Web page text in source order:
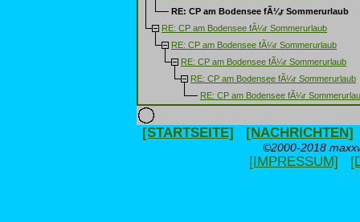
RE: CP am Bodensee fÃ¼r Sommerurlaub
RE: CP am Bodensee fÃ¼r Sommerurlaub
RE: CP am Bodensee fÃ¼r Sommerurlaub
RE: CP am Bodensee fÃ¼r Sommerurlaub
RE: CP am Bodensee fÃ¼r Sommerurlaub
RE: CP am Bodensee fÃ¼r
[STARTSEITE] [NACHRICHTEN]
©2000-2018
[IMPRESSUM]